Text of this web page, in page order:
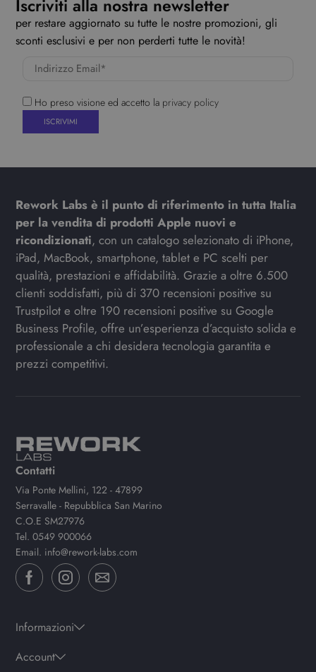
Iscriviti alla nostra newsletter
per restare aggiornato su tutte le nostre promozioni, gli
sconti esclusivi e per non perderti tutte le novità!
Ho preso visione ed accetto la privacy policy
Rework Labs è il punto di riferimento in tutta Italia
per la vendita di prodotti Apple nuovi e
ricondizionati, con un catalogo selezionato di iPhone,
iPad, MacBook, smartphone, tablet e PC scelti per
qualità, prestazioni e affidabilità. Grazie a oltre 6.500
clienti soddisfatti, più di 370 recensioni positive su
Trustpilot e oltre 190 recensioni positive su Google
Business Profile, offre un’esperienza d’acquisto solida e
professionale a chi desidera tecnologia garantita e
prezzi competitivi.
Contatti
Via Ponte Mellini, 122 - 47899
Serravalle - Repubblica San Marino
C.O.E SM27976
Tel.0549 900066
Email. info@rework-labs.com
Informazioni
Account